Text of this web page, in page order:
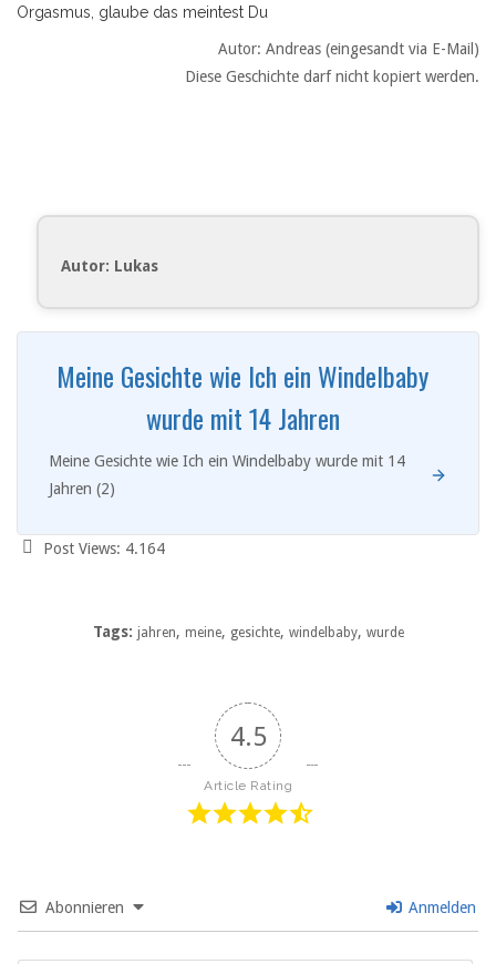
Orgasmus, glaube das meintest Du
Autor: Andreas (eingesandt via E-Mail)
Diese Geschichte darf nicht kopiert werden.
Autor: Lukas
Meine Gesichte wie Ich ein Windelbaby
wurde mit 14 Jahren
Meine Gesichte wie Ich ein Windelbaby wurde mit 14
Jahren (2)
Post Views: 4.164
Tags: jahren, meine, gesichte, windelbaby, wurde
4.5
Article Rating
Abonnieren Anmelden